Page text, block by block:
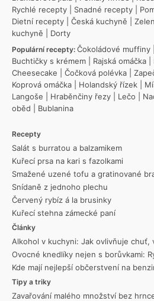
Rychlé recepty
Snadné recepty
Dietní recepty
Česká kuchyně
kuchyně
Dorty
Populární recepty: Čokoládové muffiny
Buchtičky s krémem
Rajská omáčka
Cheesecake
Čočková polévka
Koprová omáčka
Holandský řízek
Langoše
Hraběnčiny řezy Lečo
oběd
Bublanina
Recepty
Salát s burratou a balzamikem
Kuřecí prsa na kari s fazolkami
Smažené uzené tofu a gratinované
Snídaně z jednoho plechu
Červený rybíz á la brusinky
Kuřecí stehna zámecké paní
Články
Alkohol v kuchyni: Jak ovlivňuje chuť,
Ovocné knedlíky nejen s borůvkami:
Kde mají nejlepší občerstvení na
Tipy a triky
Zavařování malého množství bez